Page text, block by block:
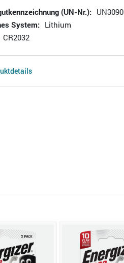
(UN-Nr.): UN3090
System: Lithium
CR2032